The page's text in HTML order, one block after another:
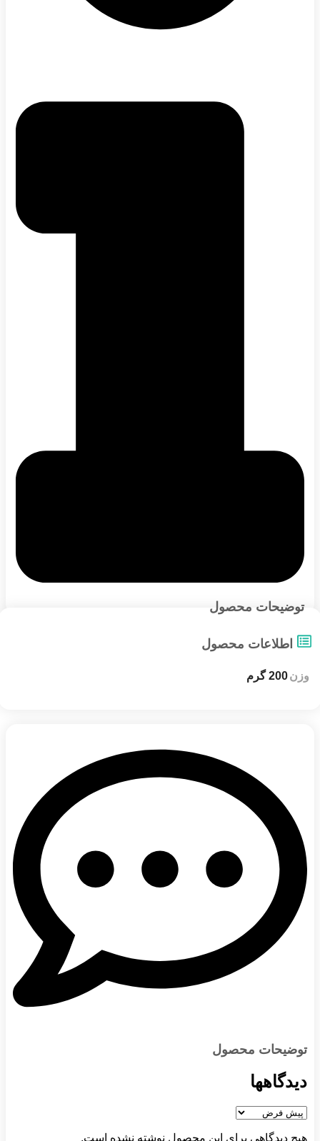
توضیحات محصول
اطلاعات محصول
وزن200 گرم
توضیحات محصول
دیدگاهها
هیچ دیدگاهی برای این محصول نوشته نشده است.